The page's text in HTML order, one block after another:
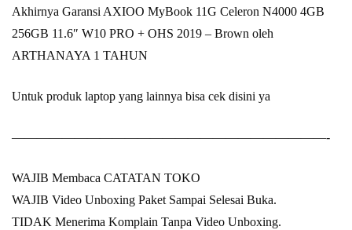
Akhirnya Garansi AXIOO MyBook 11G Celeron N4000 4GB
256GB 11.6″ W10 PRO + OHS 2019 – Brown oleh
ARTHANAYA 1 TAHUN
Untuk produk laptop yang lainnya bisa cek disini ya
—————————————————————————-
WAJIB Membaca CATATAN TOKO
WAJIB Video Unboxing Paket Sampai Selesai Buka.
TIDAK Menerima Komplain Tanpa Video Unboxing.